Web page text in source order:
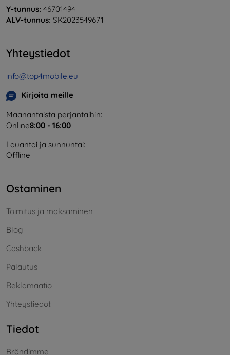
Y-tunnus: 46701494
ALV-tunnus: SK2023549671
Yhteystiedot
info@top4mobile.eu
Kirjoita meille
Maanantaista perjantaihin:
Online8:00 - 16:00
Lauantai ja sunnuntai:
Offline
Ostaminen
Toimitus ja maksaminen
Blog
Cashback
Palautus
Reklamaatio
Yhteystiedot
Tiedot
Brändimme